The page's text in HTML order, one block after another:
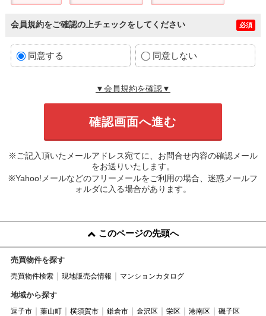
会員規約をご確認の上チェックをしてください 必須
同意する 同意しない
▼会員規約を確認▼
※ご記入頂いたメールアドレス宛てに、お問合せ内容の確認メール
をお送りいたします。
※Yahoo!メールなどのフリーメールをご利用の場合、迷惑メールフ
ォルダに入る場合があります。
このページの先頭へ
売買物件を探す
売買物件検索 現地販売会情報 マンションカタログ
地域から探す
逗子市 葉山町 横須賀市 鎌倉市 金沢区 栄区 港南区 磯子区